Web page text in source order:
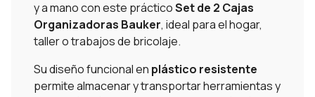
y a mano con este prácticoSet de 2 Cajas
Organizadoras Bauker, ideal para el hogar,
taller o trabajos de bricolaje.
Su diseño funcional en plástico resistente
permite almacenar y transportar herramientas y